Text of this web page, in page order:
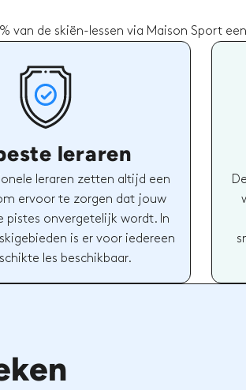
van de skiën-lessen via Maison Sport
leraren
leraren zetten altijd een
ervoor te zorgen dat jouw
pistes onvergetelijk wordt. In
is er voor iedereen
les beschikbaar.